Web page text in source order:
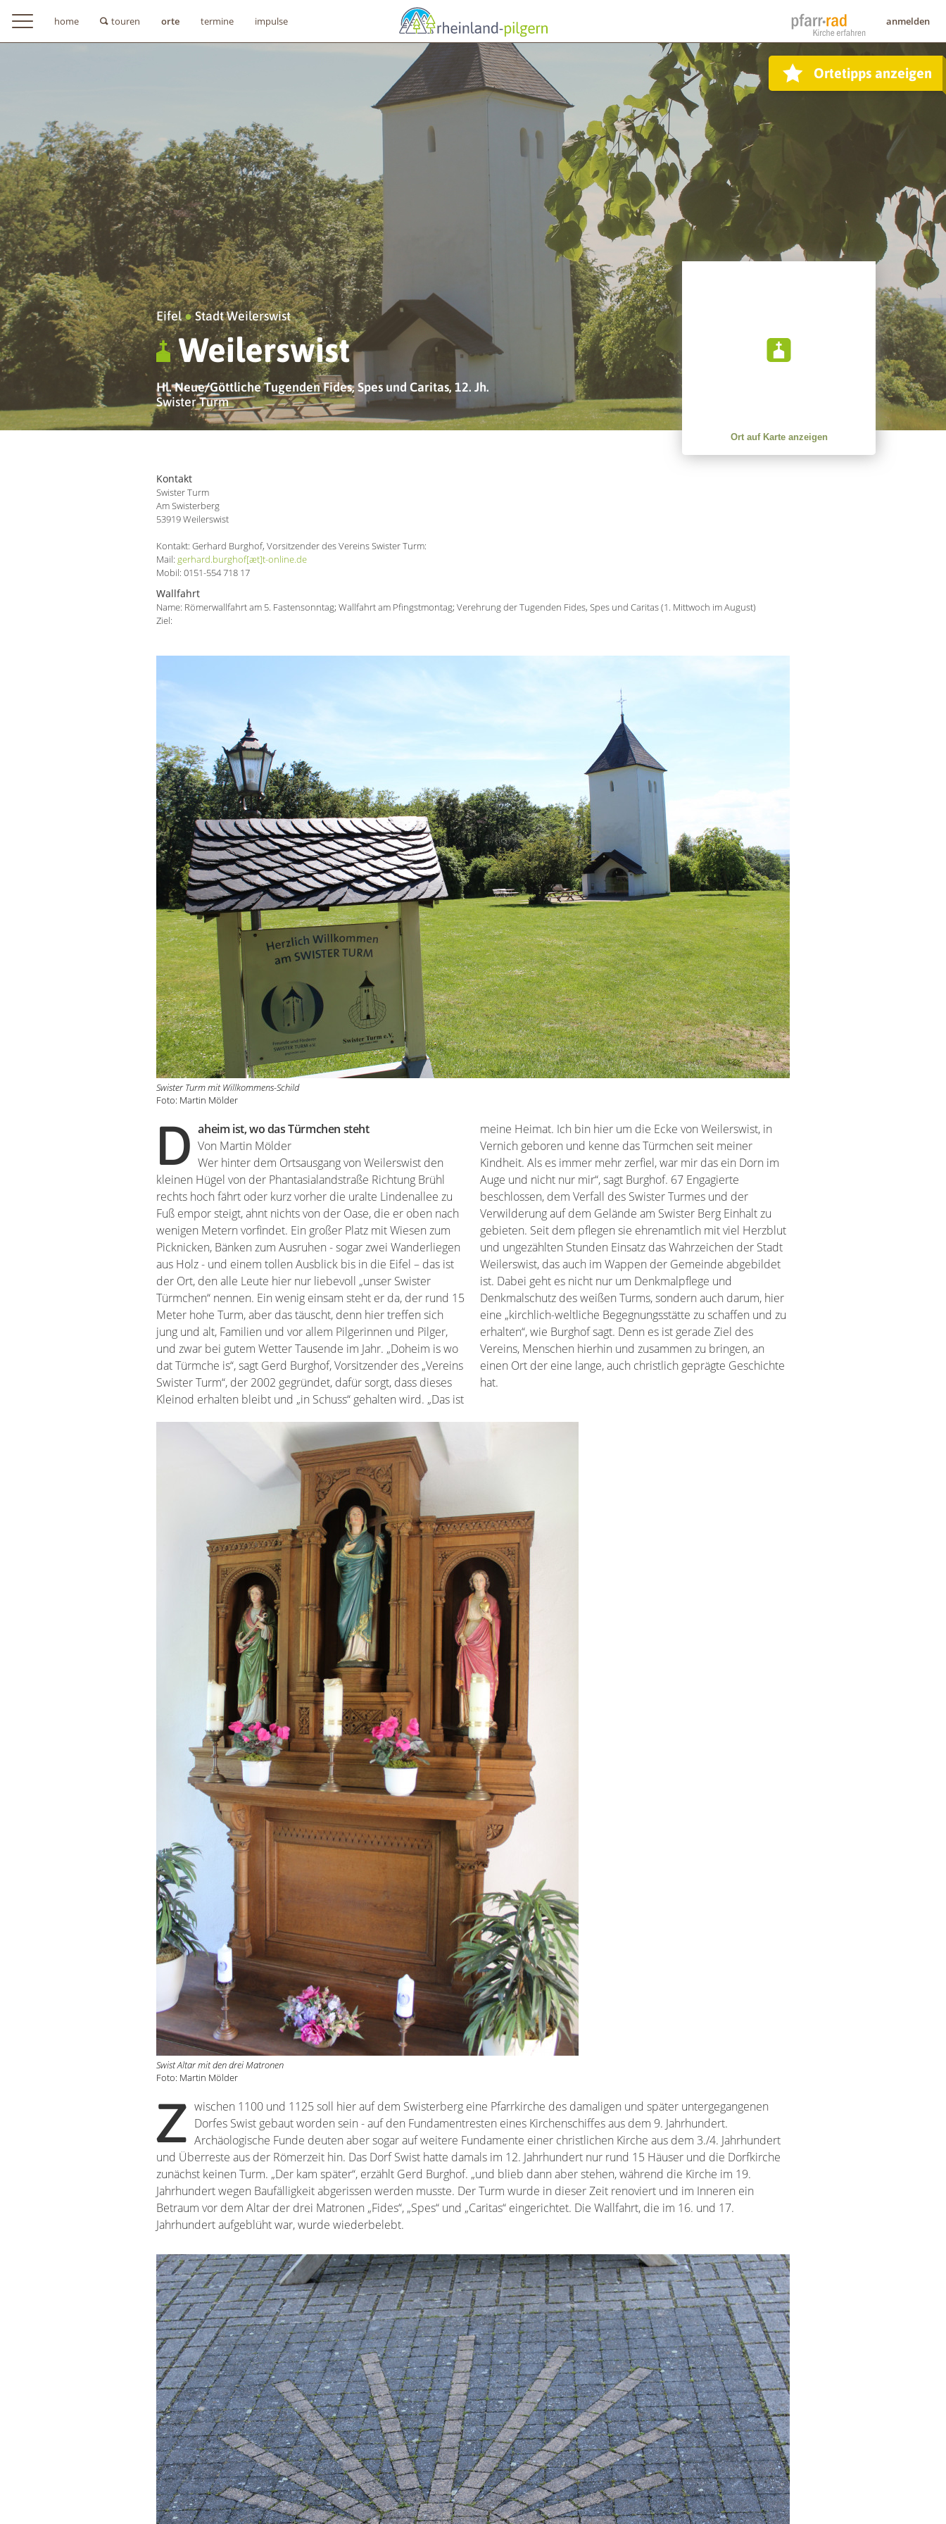
home touren orte termine impulse anmelden
Ortetipps anzeigen
Eifel●Stadt Weilerswist
Weilerswist
Hl. Neue/Göttliche Tugenden Fides, Spes und Caritas, 12. Jh.
Swister Turm
Ort auf Karte anzeigen
Kontakt
Swister Turm
Am Swisterberg
53919 Weilerswist
Kontakt: Gerhard Burghof, Vorsitzender des Vereins Swister Turm:
Mail: gerhard.burghof[æt]t-online.de
Mobil: 0151-554 718 17
Wallfahrt
Name: Römerwallfahrt am 5. Fastensonntag; Wallfahrt am Pfingstmontag; Verehrung der Tugenden Fides, Spes und Caritas (1. Mittwoch im August)
Ziel:
Swister Turm mit Willkommens-Schild
Foto: Martin Mölder
D aheim ist, wo das Türmchen steht
Von Martin Mölder
Wer hinter dem Ortsausgang von Weilerswist den
kleinen Hügel von der Phantasialandstraße Richtung Brühl
rechts hoch fährt oder kurz vorher die uralte Lindenallee zu
Fuß empor steigt, ahnt nichts von der Oase, die er oben nach
wenigen Metern vorfindet. Ein großer Platz mit Wiesen zum
Picknicken, Bänken zum Ausruhen - sogar zwei Wanderliegen
aus Holz - und einem tollen Ausblick bis in die Eifel – das ist
der Ort, den alle Leute hier nur liebevoll „unser Swister
Türmchen“ nennen. Ein wenig einsam steht er da, der rund 15
Meter hohe Turm, aber das täuscht, denn hier treffen sich
jung und alt, Familien und vor allem Pilgerinnen und Pilger,
und zwar bei gutem Wetter Tausende im Jahr. „Doheim is wo
dat Türmche is“, sagt Gerd Burghof, Vorsitzender des „Vereins
Swister Turm“, der 2002 gegründet, dafür sorgt, dass dieses
Kleinod erhalten bleibt und „in Schuss“ gehalten wird. „Das ist
meine Heimat. Ich bin hier um die Ecke von Weilerswist, in
Vernich geboren und kenne das Türmchen seit meiner
Kindheit. Als es immer mehr zerfiel, war mir das ein Dorn im
Auge und nicht nur mir“, sagt Burghof. 67 Engagierte
beschlossen, dem Verfall des Swister Turmes und der
Verwilderung auf dem Gelände am Swister Berg Einhalt zu
gebieten. Seit dem pflegen sie ehrenamtlich mit viel Herzblut
und ungezählten Stunden Einsatz das Wahrzeichen der Stadt
Weilerswist, das auch im Wappen der Gemeinde abgebildet
ist. Dabei geht es nicht nur um Denkmalpflege und
Denkmalschutz des weißen Turms, sondern auch darum, hier
eine „kirchlich-weltliche Begegnungsstätte zu schaffen und zu
erhalten“, wie Burghof sagt. Denn es ist gerade Ziel des
Vereins, Menschen hierhin und zusammen zu bringen, an
einen Ort der eine lange, auch christlich geprägte Geschichte
hat.
Swist Altar mit den drei Matronen
Foto: Martin Mölder
Z wischen 1100 und 1125 soll hier auf dem Swisterberg eine Pfarrkirche des damaligen und später untergegangenen
Dorfes Swist gebaut worden sein - auf den Fundamentresten eines Kirchenschiffes aus dem 9. Jahrhundert.
Archäologische Funde deuten aber sogar auf weitere Fundamente einer christlichen Kirche aus dem 3./4. Jahrhundert
und Überreste aus der Römerzeit hin. Das Dorf Swist hatte damals im 12. Jahrhundert nur rund 15 Häuser und die Dorfkirche
zunächst keinen Turm. „Der kam später“, erzählt Gerd Burghof. „und blieb dann aber stehen, während die Kirche im 19.
Jahrhundert wegen Baufälligkeit abgerissen werden musste. Der Turm wurde in dieser Zeit renoviert und im Inneren ein
Betraum vor dem Altar der drei Matronen „Fides“, „Spes“ und „Caritas“ eingerichtet. Die Wallfahrt, die im 16. und 17.
Jahrhundert aufgeblüht war, wurde wiederbelebt.